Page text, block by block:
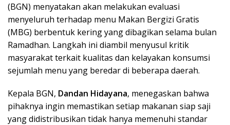
(BGN) menyatakan akan melakukan evaluasi
menyeluruh terhadap menu Makan Bergizi Gratis
(MBG) berbentuk kering yang dibagikan selama bulan
Ramadhan. Langkah ini diambil menyusul kritik
masyarakat terkait kualitas dan kelayakan konsumsi
sejumlah menu yang beredar di beberapa daerah.
Kepala BGN, Dandan Hidayana, menegaskan bahwa
pihaknya ingin memastikan setiap makanan siap saji
yang didistribusikan tidak hanya memenuhi standar